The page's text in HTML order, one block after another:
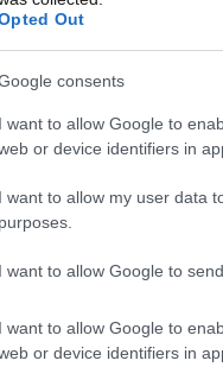
Out
consents
I want to allow Google to
or device identifiers in
I want to allow my user data
purposes.
I want to allow Google to
I want to allow Google to
or device identifiers in